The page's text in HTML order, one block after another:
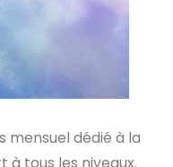
mensuel dédié à la